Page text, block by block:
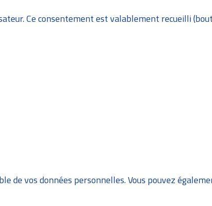
Ce consentement est valablement recueilli
de vos données personnelles. Vous pouvez